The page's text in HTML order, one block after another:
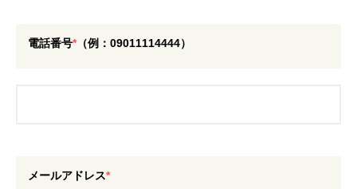
電話番号*（例：09011114444）
メールアドレス*